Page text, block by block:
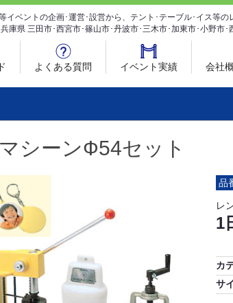
イベントの企画･運営･設営から、テント･テーブル･イス等
庫県 三田市･西宮市･篠山市･丹波市･三木市･加東市･小野
よくある質問 イベント実績 会社
シーンФ54セット
品
レ
1
カ
サ